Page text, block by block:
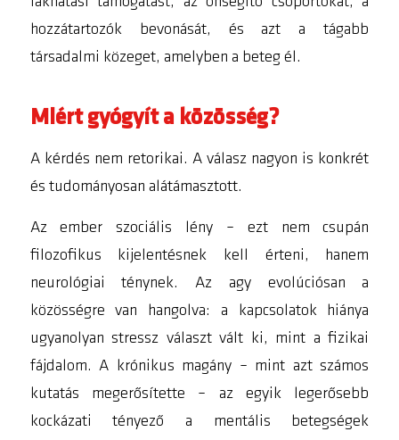
hozzátartozók bevonását, és azt a tágabb
társadalmi közeget, amelyben a beteg él.
Miért gyógyít a közösség?
A kérdés nem retorikai. A válasz nagyon is konkrét
és tudományosan alátámasztott.
Az ember szociális lény – ezt nem csupán
filozofikus kijelentésnek kell érteni, hanem
neurológiai ténynek. Az agy evolúciósan a
közösségre van hangolva: a kapcsolatok hiánya
ugyanolyan stressz választ vált ki, mint a fizikai
fájdalom. A krónikus magány – mint azt számos
kutatás megerősítette – az egyik legerősebb
kockázati tényező a mentális betegségek